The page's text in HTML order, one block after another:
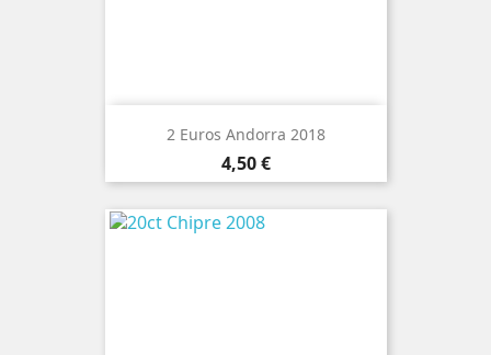
2 Euros Andorra 2018
Preço
4,50 €